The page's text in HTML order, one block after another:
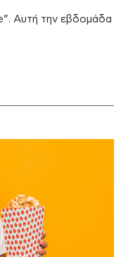
Αυτή την εβδομάδα